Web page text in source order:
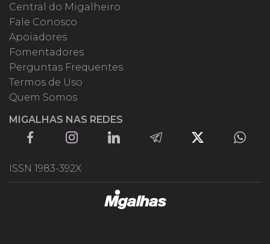
Central do Migalheiro
Fale Conosco
Apoiadores
Fomentadores
Perguntas Frequentes
Termos de Uso
Quem Somos
MIGALHAS NAS REDES
ISSN 1983-392X